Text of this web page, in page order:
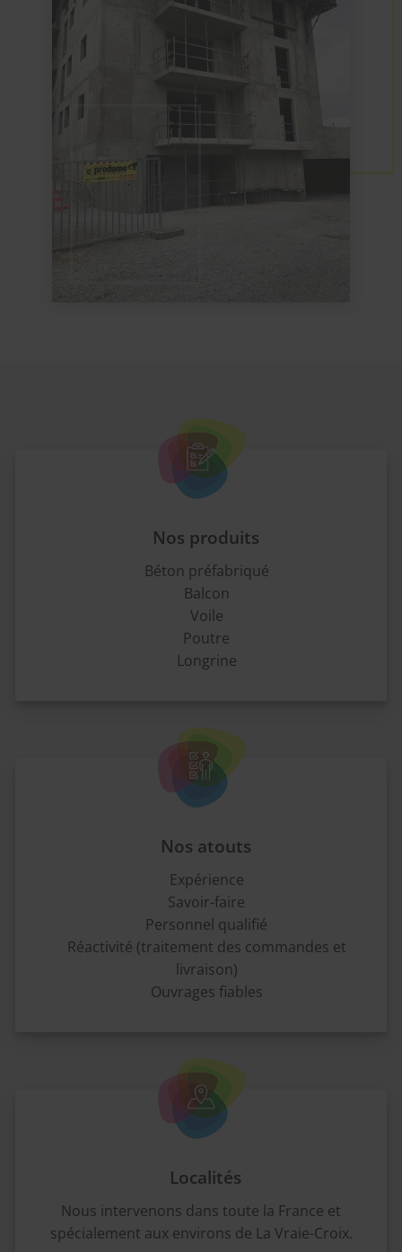
Nos produits
Béton préfabriqué
Balcon
Voile
Poutre
Longrine
Nos atouts
Expérience
Savoir-faire
Personnel qualifié
Réactivité (traitement des commandes et
livraison)
Ouvrages fiables
Localités
Nous intervenons dans toute la France et
spécialement aux environs de La Vraie-Croix.